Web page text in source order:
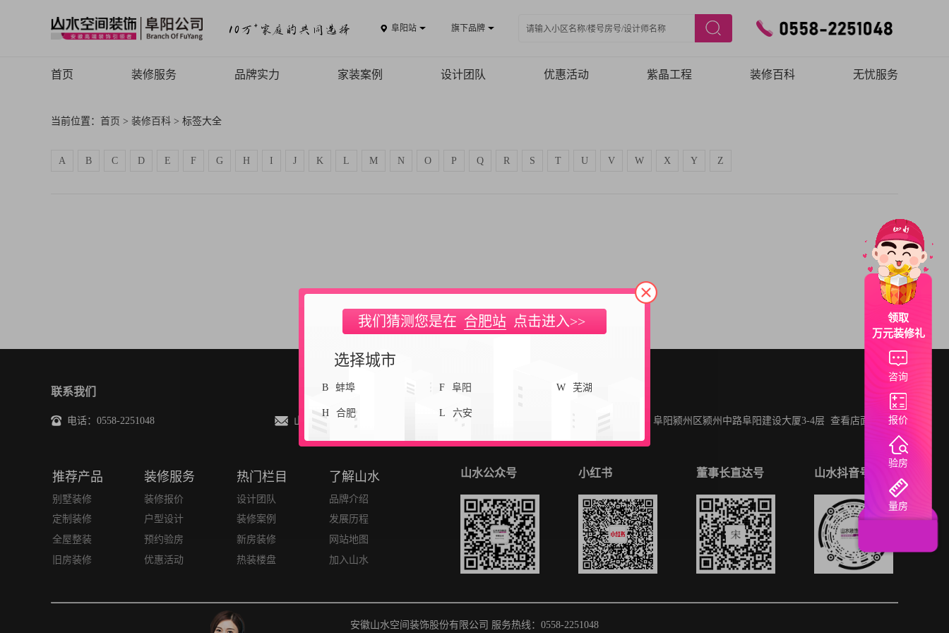
阜阳站 旗下品牌
首页 装修服务 品牌实力 家装案例 设计团队 优惠活动 紫晶工程 装修百科 无忧服务
当前位置： 首页 > 装修百科 > 标签大全
A B C D E F G H I J K L M N O P Q R S T U V W X Y Z
联系我们
电话：0558-2251048 山水总裁邮箱(投诉/建议)：shanshui@sshui.cn 地址：阜阳颍州区颍州中路阜阳建设大厦3-4层 查看店面地址 >
推荐产品 装修服务 热门栏目 了解山水
别墅装修 装修报价 设计团队
品牌介绍
定制装修
户型设计 装修案例
发展历程
全屋整装
预约验房 新房装修
网站地图
旧房装修
优惠活动 热装楼盘 加入山水
山水公众号 小红书 董事长直达号 山水抖音号
安徽山水空间装饰股份有限公司 服务热线：0558-2251048
我们猜测您是在 合肥站 点击进入>>
选择城市
B 蚌埠 F 阜阳 W 芜湖
H 合肥 L 六安
领取
万元装修礼
咨询
报价
验房
量房